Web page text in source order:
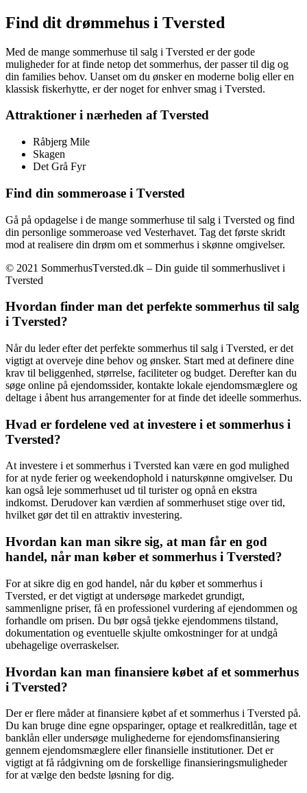
Find dit drømmehus i Tversted
Med de mange sommerhuse til salg i Tversted er der gode
muligheder for at finde netop det sommerhus, der passer til dig og
din families behov. Uanset om du ønsker en moderne bolig eller en
klassisk fiskerhytte, er der noget for enhver smag i Tversted.
Attraktioner i nærheden af Tversted
Råbjerg Mile
Skagen
Det Grå Fyr
Find din sommeroase i Tversted
Gå på opdagelse i de mange sommerhuse til salg i Tversted og find
din personlige sommeroase ved Vesterhavet. Tag det første skridt
mod at realisere din drøm om et sommerhus i skønne omgivelser.
© 2021 SommerhusTversted.dk – Din guide til sommerhuslivet i
Tversted
Hvordan finder man det perfekte sommerhus til salg
i Tversted?
Når du leder efter det perfekte sommerhus til salg i Tversted, er det
vigtigt at overveje dine behov og ønsker. Start med at definere dine
krav til beliggenhed, størrelse, faciliteter og budget. Derefter kan du
søge online på ejendomssider, kontakte lokale ejendomsmæglere og
deltage i åbent hus arrangementer for at finde det ideelle sommerhus.
Hvad er fordelene ved at investere i et sommerhus i
Tversted?
At investere i et sommerhus i Tversted kan være en god mulighed
for at nyde ferier og weekendophold i naturskønne omgivelser. Du
kan også leje sommerhuset ud til turister og opnå en ekstra
indkomst. Derudover kan værdien af sommerhuset stige over tid,
hvilket gør det til en attraktiv investering.
Hvordan kan man sikre sig, at man får en god
handel, når man køber et sommerhus i Tversted?
For at sikre dig en god handel, når du køber et sommerhus i
Tversted, er det vigtigt at undersøge markedet grundigt,
sammenligne priser, få en professionel vurdering af ejendommen og
forhandle om prisen. Du bør også tjekke ejendommens tilstand,
dokumentation og eventuelle skjulte omkostninger for at undgå
ubehagelige overraskelser.
Hvordan kan man finansiere købet af et sommerhus
i Tversted?
Der er flere måder at finansiere købet af et sommerhus i Tversted på.
Du kan bruge dine egne opsparinger, optage et realkreditlån, tage et
banklån eller undersøge mulighederne for ejendomsfinansiering
gennem ejendomsmæglere eller finansielle institutioner. Det er
vigtigt at få rådgivning om de forskellige finansieringsmuligheder
for at vælge den bedste løsning for dig.